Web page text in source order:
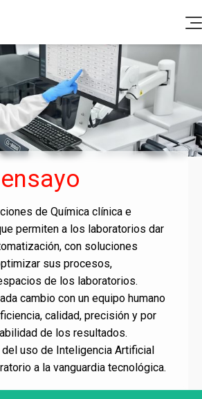
e insertos
y Devoluciones
Ir a Portal Valtek
de Química clínica e
permiten a los laboratorios dar
con soluciones
sus procesos,
de los laboratorios.
cambio con un equipo humano
calidad, precisión y por
de los resultados.
del uso de Inteligencia Artificial
a la vanguardia tecnológica.